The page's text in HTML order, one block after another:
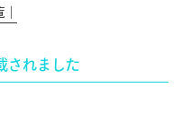
│
されました